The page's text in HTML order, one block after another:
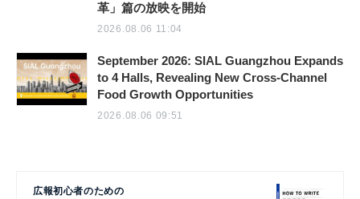
革」篇の放映を開始
2026.08.06 11:04
September 2026: SIAL Guangzhou Expands
to 4 Halls, Revealing New Cross-Channel
Food Growth Opportunities
2026.08.06 09:51
広報初心者のための